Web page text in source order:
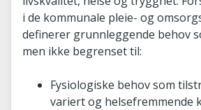
i de kommunale pleie- og
definerer grunnleggende behov
men ikke begrenset til:
Fysiologiske behov som
variert og helsefremmende